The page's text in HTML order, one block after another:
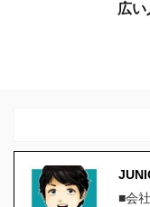
広
■会